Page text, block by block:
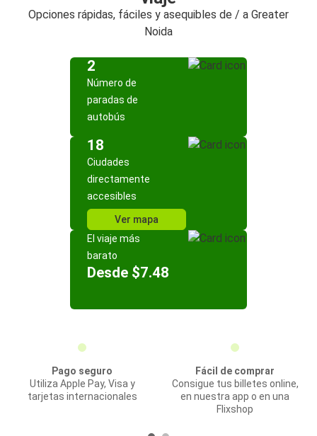
Opciones rápidas, fáciles y asequibles de / a Greater
Noida
2
Número de
paradas de
autobús
18
Ciudades
directamente
accesibles
Ver mapa
El viaje más
barato
Desde $7.48
Pago seguro
Utiliza Apple Pay, Visa y
tarjetas internacionales
Fácil de comprar
Consigue tus billetes online,
en nuestra app o en una
Flixshop